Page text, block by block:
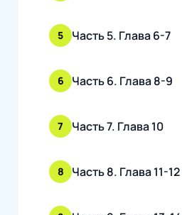
5 Часть 5. Глава 6-7
6 Часть 6. Глава 8-9
7 Часть 7. Глава 10
8 Часть 8. Глава 11-12